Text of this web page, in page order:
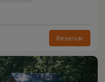
Reservar